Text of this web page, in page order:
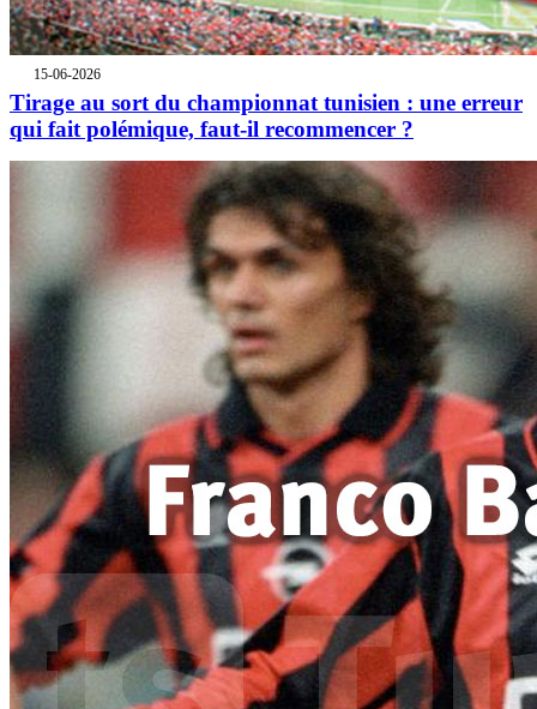
15-06-2026
Tirage au sort du championnat tunisien : une erreur
qui fait polémique, faut-il recommencer ?